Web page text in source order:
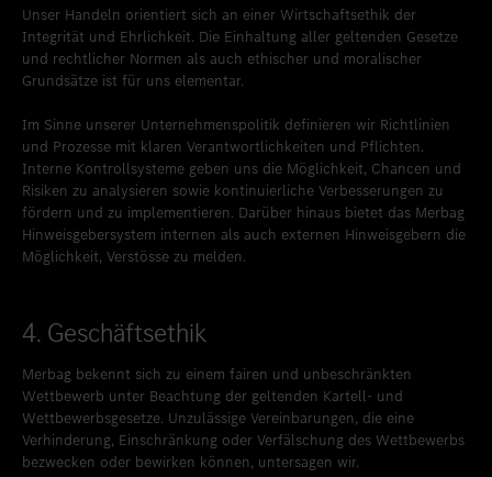
Standort favorisieren
Zollikon
Standort favorisieren
Zürich-Nord
Unser Handeln orientiert sich an einer Wirtschaftsethik der
Integrität und Ehrlichkeit. Die Einhaltung aller geltenden Gesetze
und rechtlicher Normen als auch ethischer und moralischer
Grundsätze ist für uns elementar.
Im Sinne unserer Unternehmenspolitik definieren wir Richtlinien
und Prozesse mit klaren Verantwortlichkeiten und Pflichten.
Interne Kontrollsysteme geben uns die Möglichkeit, Chancen und
Risiken zu analysieren sowie kontinuierliche Verbesserungen zu
fördern und zu implementieren. Darüber hinaus bietet das Merbag
Hinweisgebersystem internen als auch externen Hinweisgebern die
Möglichkeit, Verstösse zu melden.
4. Geschäftsethik
Merbag bekennt sich zu einem fairen und unbeschränkten
Wettbewerb unter Beachtung der geltenden Kartell- und
Wettbewerbsgesetze. Unzulässige Vereinbarungen, die eine
Verhinderung, Einschränkung oder Verfälschung des Wettbewerbs
bezwecken oder bewirken können, untersagen wir.